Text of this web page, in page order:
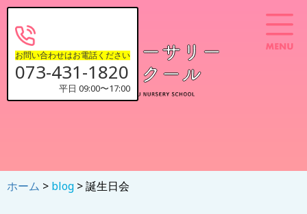
お問い合わせはお電話ください
073-431-1820
平日 09:00〜17:00
ホーム > blog > 誕生日会